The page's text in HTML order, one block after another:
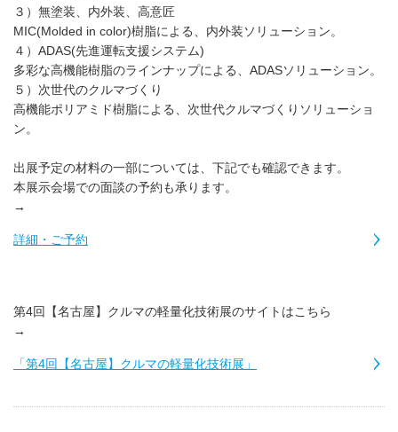
３）無塗装、内外装、高意匠
MIC(Molded in color)樹脂による、内外装ソリューション。
４）ADAS(先進運転支援システム)
多彩な高機能樹脂のラインナップによる、ADASソリューション。
５）次世代のクルマづくり
高機能ポリアミド樹脂による、次世代クルマづくりソリューショ
ン。
出展予定の材料の一部については、下記でも確認できます。
本展示会場での面談の予約も承ります。
→
詳細・ご予約
第4回【名古屋】クルマの軽量化技術展のサイトはこちら
→
「第4回【名古屋】クルマの軽量化技術展」